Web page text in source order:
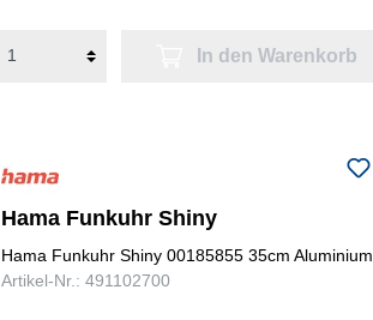
In den Warenkorb
Hama Funkuhr Shiny
Hama Funkuhr Shiny 00185855 35cm Aluminium
Artikel-Nr.: 491102700